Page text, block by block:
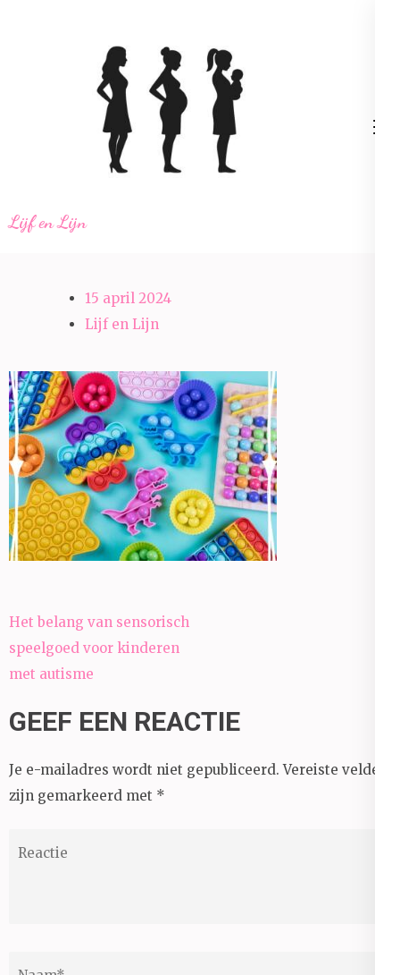
Lijf en Lijn
15 april 2024
Lijf en Lijn
Bericht
navigatie
Het belang van sensorisch
speelgoed voor kinderen
met autisme
GEEF EEN REACTIE
Je e-mailadres wordt niet gepubliceerd. Vereiste velden
zijn gemarkeerd met *